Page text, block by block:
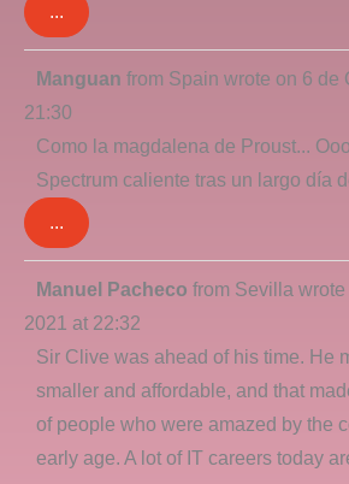
...
Manguan from Spain wrote on 6 de
21:30
Como la magdalena de Proust...
Spectrum caliente tras un largo día
...
this
metabox.
Manuel Pacheco from Sevilla wrote
2021 at 22:32
Sir Clive was ahead of his time. He
smaller and affordable, and that
of people who were amazed by the
early age. A lot of IT careers today
Toggle
this
metabox.